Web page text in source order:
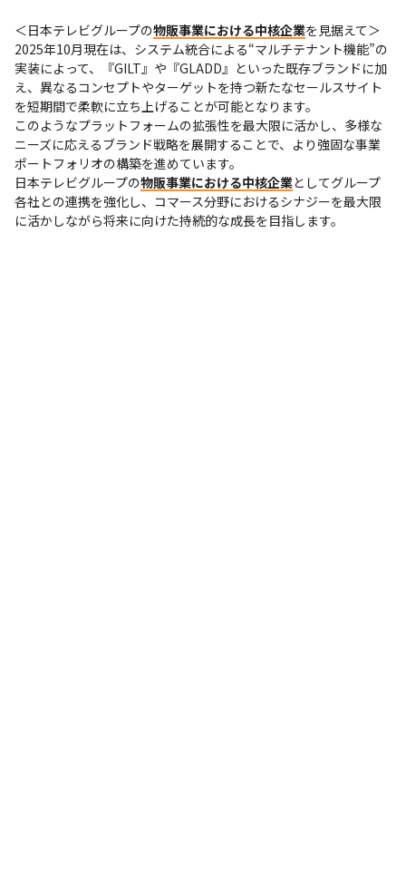
＜日本テレビグループの物販事業における中核企業を見据えて＞
2025年10月現在は、システム統合による“マルチテナント機能”の
実装によって、『GILT』や『GLADD』といった既存ブランドに加
え、異なるコンセプトやターゲットを持つ新たなセールスサイト
を短期間で柔軟に立ち上げることが可能となります。
このようなプラットフォームの拡張性を最大限に活かし、多様な
ニーズに応えるブランド戦略を展開することで、より強固な事業
ポートフォリオの構築を進めています。
日本テレビグループの物販事業における中核企業としてグループ
各社との連携を強化し、コマース分野におけるシナジーを最大限
に活かしながら将来に向けた持続的な成長を目指します。